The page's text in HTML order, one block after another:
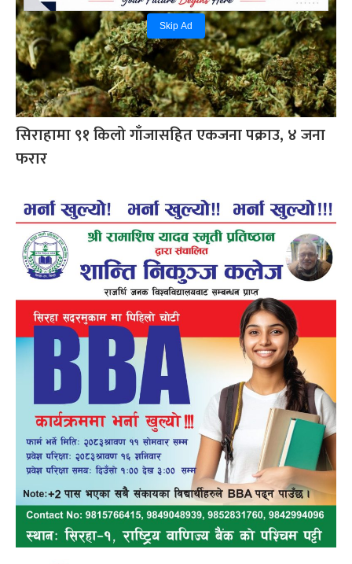
Skip Ad
सिराहामा ९१ किलो गाँजासहित एकजना पक्राउ, ४ जना
फरार